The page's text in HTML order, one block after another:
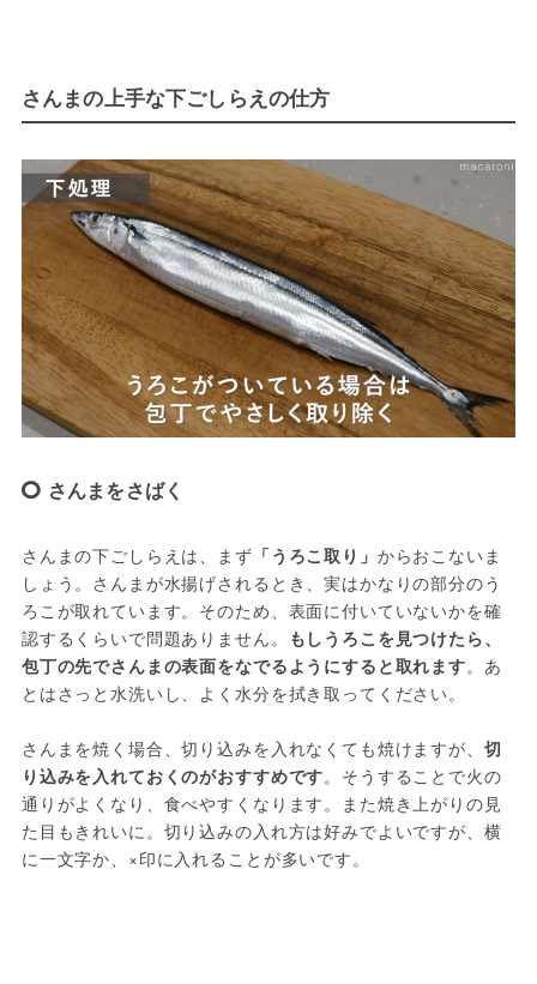
さんまの上手な下ごしらえの仕方
さんまをさばく
さんまの下ごしらえは、まず 「うろこ取り」 からおこないま
しょう。さんまが水揚げされるとき、実はかなりの部分のう
ろこが取れています。そのため、表面に付いていないかを確
認するくらいで問題ありません。 もしうろこを見つけたら、
包丁の先でさんまの表面をなでるようにすると取れます。あ
とはさっと水洗いし、よく水分を拭き取ってください。
さんまを焼く場合、切り込みを入れなくても焼けますが、 切
り込みを入れておくのがおすすめです。そうすることで火の
通りがよくなり、食べやすくなります。また焼き上がりの見
た目もきれいに。切り込みの入れ方は好みでよいですが、横
に一文字か、×印に入れることが多いです。